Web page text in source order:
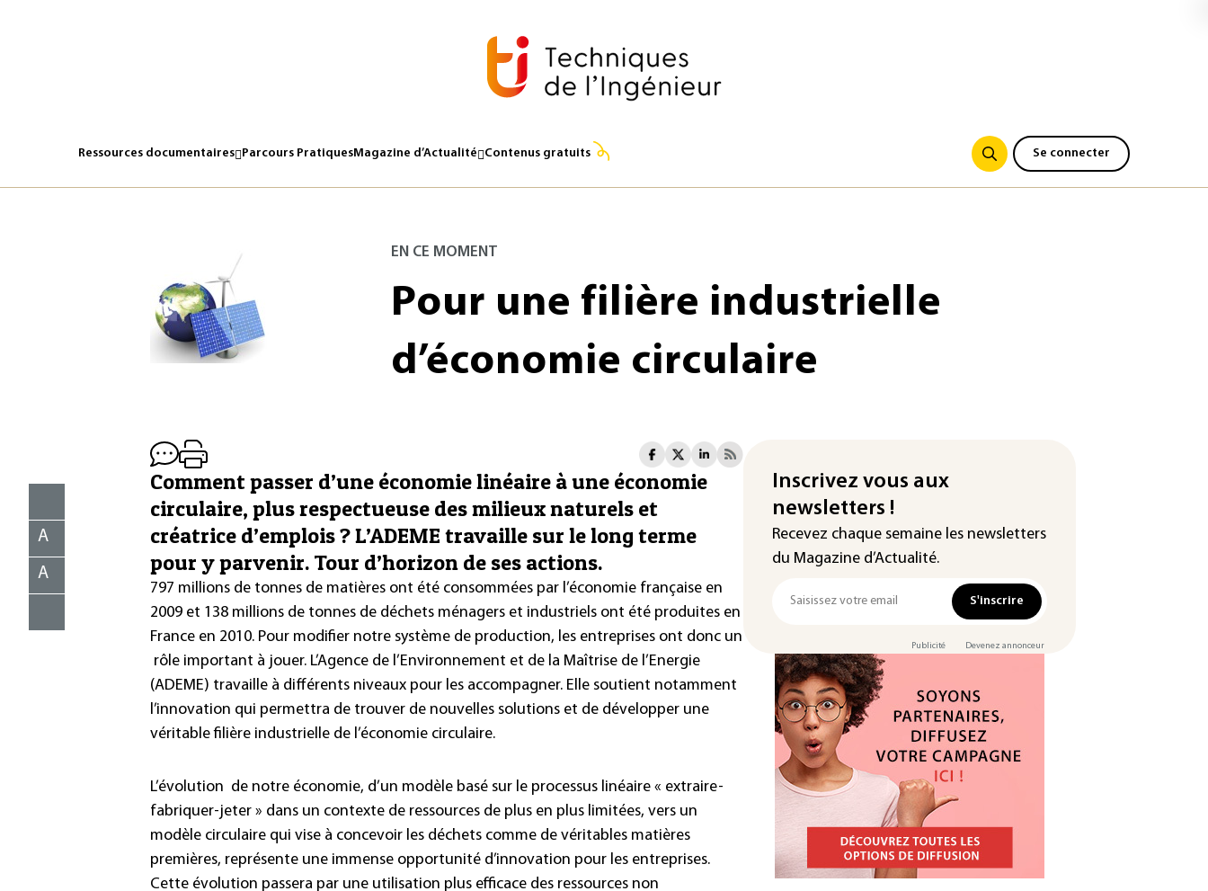
Ressources documentaires Parcours PratiquesMagazine d’Actualité Contenus gratuits Se connecter
EN CE MOMENT
Pour une filière industrielle
d’économie circulaire
A
A
Comment passer d’une économie linéaire à une économie
circulaire, plus respectueuse des milieux naturels et
créatrice d’emplois ? L’ADEME travaille sur le long terme
pour y parvenir. Tour d’horizon de ses actions.
797 millions de tonnes de matières ont été consommées par l’économie française en
2009 et 138 millions de tonnes de déchets ménagers et industriels ont été produites en
France en 2010. Pour modifier notre système de production, les entreprises ont donc un
rôle important à jouer. L’Agence de l’Environnement et de la Maîtrise de l’Energie
(ADEME) travaille à différents niveaux pour les accompagner. Elle soutient notamment
l’innovation qui permettra de trouver de nouvelles solutions et de développer une
véritable filière industrielle de l’économie circulaire.
L’évolution de notre économie, d’un modèle basé sur le processus linéaire « extraire-
fabriquer-jeter » dans un contexte de ressources de plus en plus limitées, vers un
modèle circulaire qui vise à concevoir les déchets comme de véritables matières
premières, représente une immense opportunité d’innovation pour les entreprises.
Cette évolution passera par une utilisation plus efficace des ressources non
Inscrivez vous aux
newsletters !
Recevez chaque semaine les newsletters
du Magazine d’Actualité.
S'inscrire
Publicité Devenez annonceur